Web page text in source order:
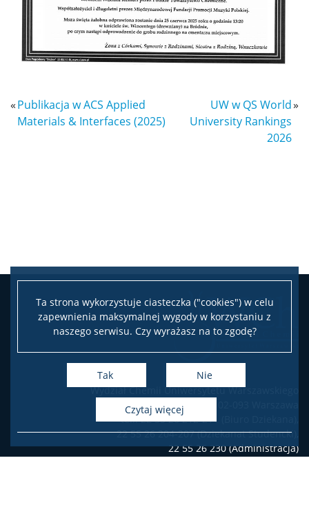
Ta strona wykorzystuje ciasteczka ("cookies") w celu
zapewnienia maksymalnej wygody w korzystaniu z
naszego serwisu. Czy wyrażasz na to zgodę?
Tak Nie
czytaj więcej
«Publikacja w ACS Applied
Materials & Interfaces (2025)
UW w QS World
University Rankings
2026
»
Wydział Chemii Uniwersytetu Warszawskiego
ul. Pasteura 1, 02-093 Warszawa
tel.: 22 55 26 212-211 (Biuro Dziekana),
22 55 26 204-207 (Dziekanat Studencki),
22 55 26 230 (Administracja)